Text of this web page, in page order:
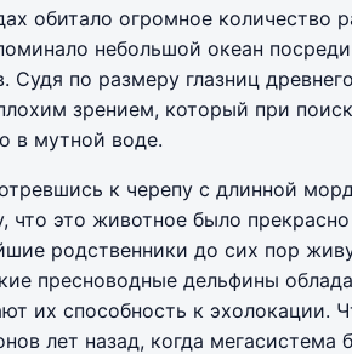
обитало огромное количество
небольшой океан
Судя по размеру глазниц
зрением, который при
в мутной воде.
к черепу с длинной
что это животное было
родственники до сих пор
пресноводные дельфины
их способность к эхолокации.
лет назад, когда мегасистема